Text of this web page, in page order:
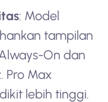
: Model
tampilan
On dan
Pro Max
lebih tinggi.